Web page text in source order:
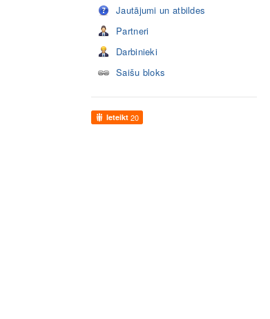
Jautājumi un atbildes
Partneri
Darbinieki
Saišu bloks
Ieteikt 20